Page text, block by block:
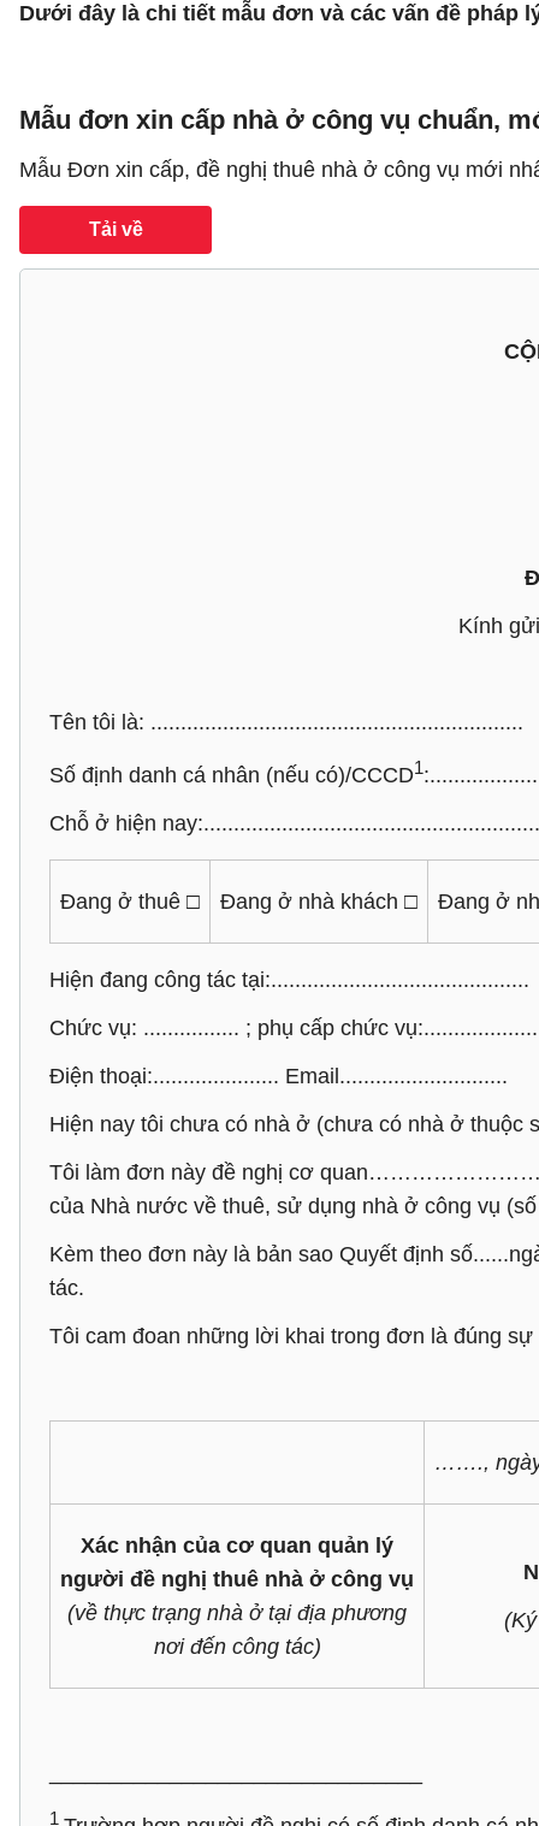
Dưới đây là chi tiết mẫu đơn và các vấn đề pháp
Mẫu đơn xin cấp nhà ở công vụ chuẩn,
Mẫu Đơn xin cấp, đề nghị thuê nhà ở công vụ mới
Tải về
Kính
Tên tôi là: ..............................................................
Số định danh cá nhân (nếu có)/CCCD1
Chỗ ở hiện
Đang ở thuê □ Đang ở nhà khách □ Đang ở
Hiện đang công tác tại:...........................................
Chức vụ: ................ ; phụ cấp chức
Điện thoại:..................... Email............................
Hiện nay tôi chưa có nhà ở (chưa có nhà ở
Tôi làm đơn này đề nghị cơ
của Nhà nước về thuê, sử dụng nhà ở công vụ
Kèm theo đơn này là bản sao Quyết định
tác.
Tôi cam đoan những lời khai trong đơn là đúng
…….,
Xác nhận của cơ quan quản lý
người đề nghị thuê nhà ở công vụ
(về thực trạng nhà ở tại địa phương
nơi đến công tác)
1